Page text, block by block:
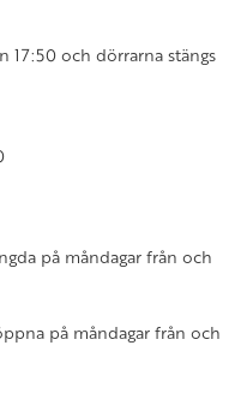
17:50 och dörrarna stängs
på måndagar från och
på måndagar från och